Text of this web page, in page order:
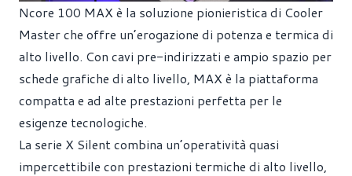
Ncore 100 MAX è la soluzione pionieristica di Cooler
Master che offre un’erogazione di potenza e termica di
alto livello. Con cavi pre-indirizzati e ampio spazio per
schede grafiche di alto livello, MAX è la piattaforma
compatta e ad alte prestazioni perfetta per le
esigenze tecnologiche.
La serie X Silent combina un’operatività quasi
impercettibile con prestazioni termiche di alto livello,